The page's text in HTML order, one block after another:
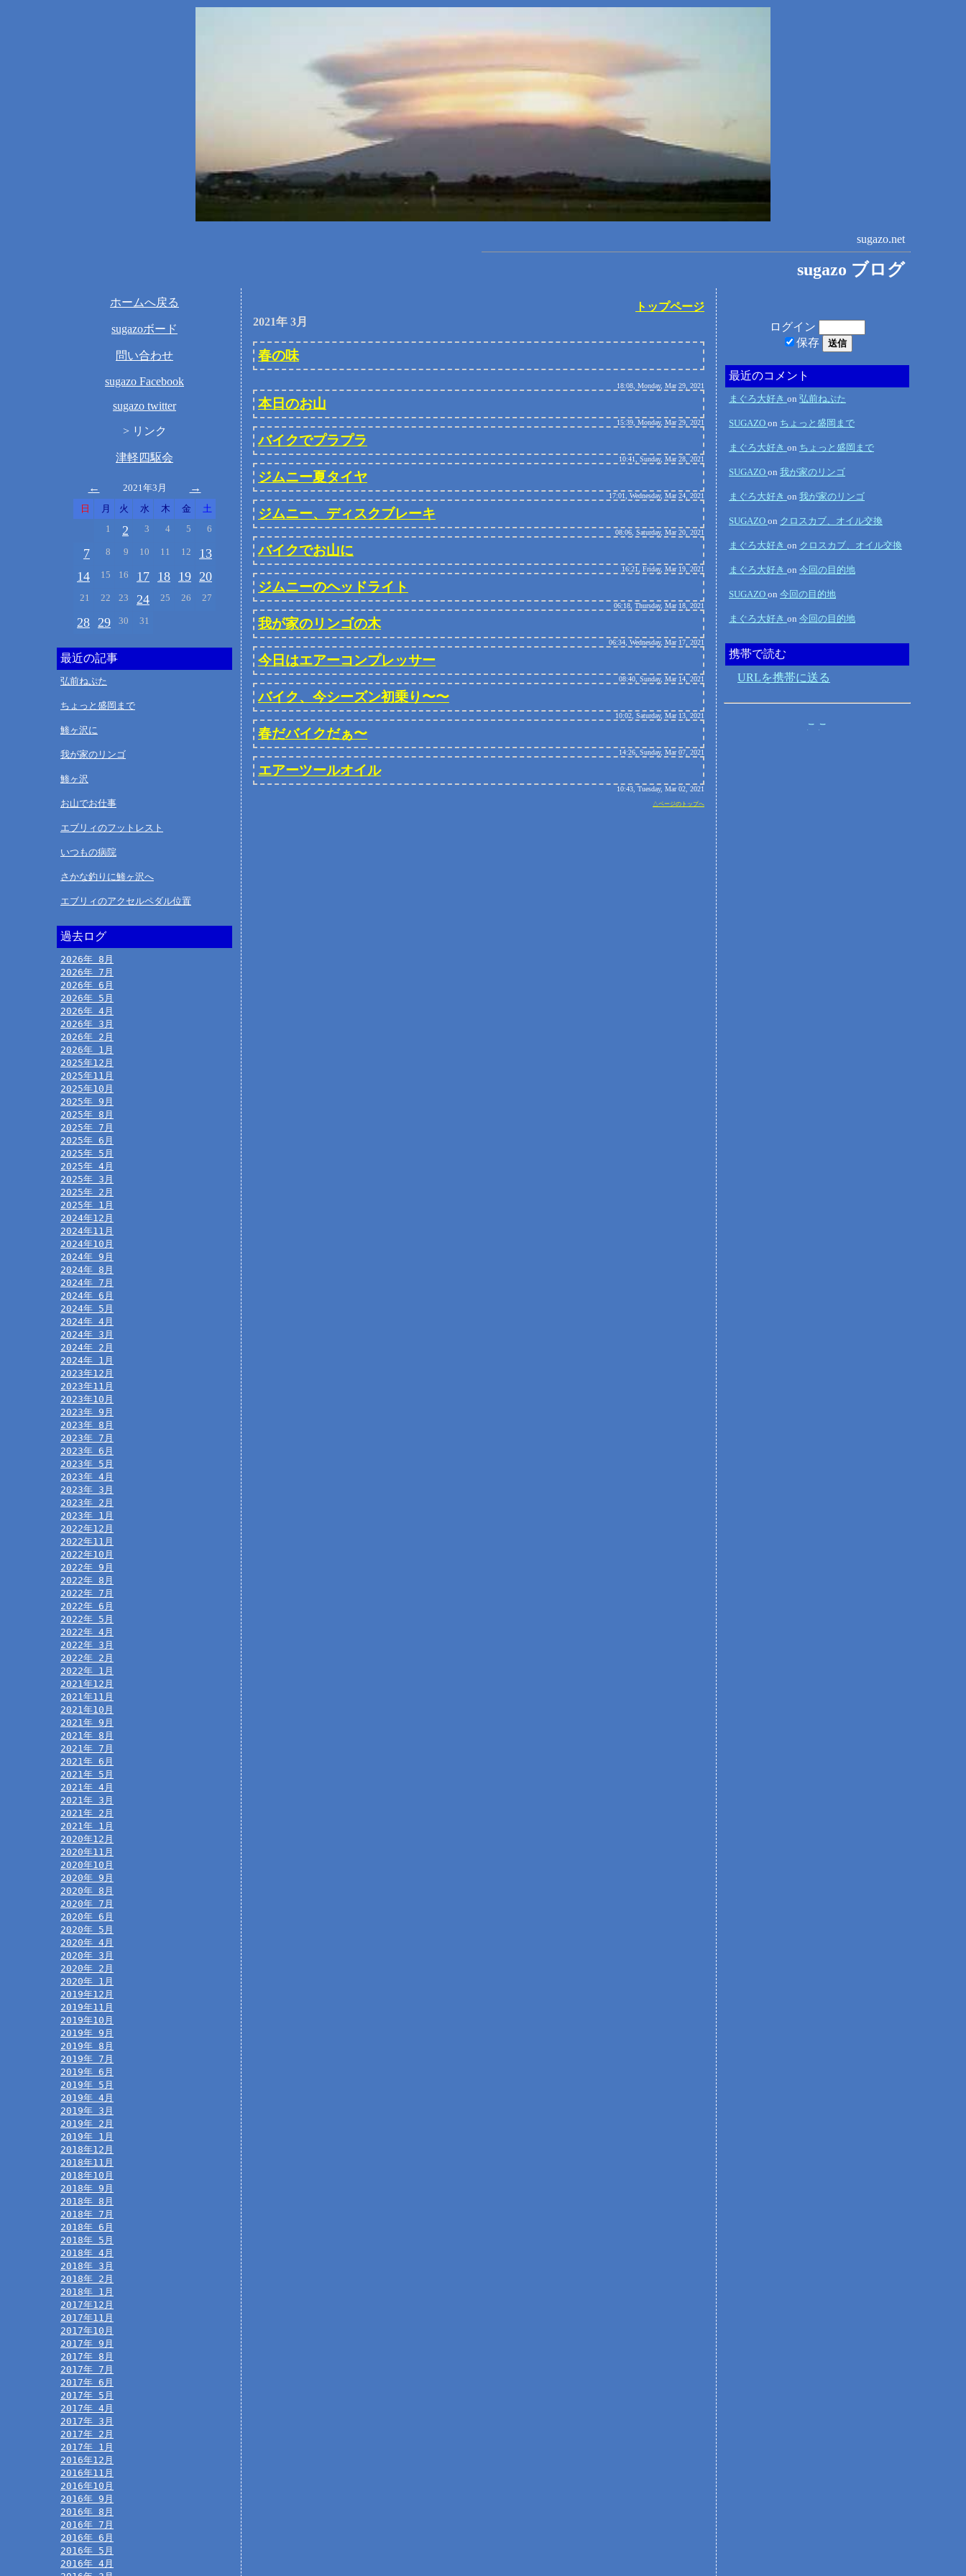
sugazo.net
sugazo ブログ
ホームへ戻る
sugazoボード
問い合わせ
sugazo Facebook
sugazo twitter
> リンク
津軽四駆会
← 2021年3月 →
日 月 火 水 木 金
土
1
2 3 4 5 6
7 8 9 10 11 12
13
14
15 16 17 18 19 20
21 22 23 24 25 26 27
28 29 30 31
最近の記事
弘前ねぷた
ちょっと盛岡まで
鯵ヶ沢に
我が家のリンゴ
鯵ヶ沢
お山でお仕事
エブリィのフットレスト
いつもの病院
さかな釣りに鯵ヶ沢へ
エブリィのアクセルペダル位置
過去ログ
2026年 8月
2026年 7月
2026年 6月
2026年 5月
2026年 4月
2026年 3月
2026年 2月
2026年 1月
2025年12月
2025年11月
2025年10月
2025年 9月
2025年 8月
2025年 7月
2025年 6月
2025年 5月
2025年 4月
2025年 3月
2025年 2月
2025年 1月
2024年12月
2024年11月
2024年10月
2024年 9月
2024年 8月
2024年 7月
2024年 6月
2024年 5月
2024年 4月
2024年 3月
2024年 2月
2024年 1月
2023年12月
2023年11月
2023年10月
2023年 9月
2023年 8月
2023年 7月
2023年 6月
2023年 5月
2023年 4月
2023年 3月
2023年 2月
2023年 1月
2022年12月
2022年11月
2022年10月
2022年 9月
2022年 8月
2022年 7月
2022年 6月
2022年 5月
2022年 4月
2022年 3月
2022年 2月
2022年 1月
2021年12月
2021年11月
2021年10月
2021年 9月
2021年 8月
2021年 7月
2021年 6月
2021年 5月
2021年 4月
2021年 3月
2021年 2月
2021年 1月
2020年12月
2020年11月
2020年10月
2020年 9月
2020年 8月
2020年 7月
2020年 6月
2020年 5月
2020年 4月
2020年 3月
2020年 2月
2020年 1月
2019年12月
2019年11月
2019年10月
2019年 9月
2019年 8月
2019年 7月
2019年 6月
2019年 5月
2019年 4月
2019年 3月
2019年 2月
2019年 1月
2018年12月
2018年11月
2018年10月
2018年 9月
2018年 8月
2018年 7月
2018年 6月
2018年 5月
2018年 4月
2018年 3月
2018年 2月
2018年 1月
2017年12月
2017年11月
2017年10月
2017年 9月
2017年 8月
2017年 7月
2017年 6月
2017年 5月
2017年 4月
2017年 3月
2017年 2月
2017年 1月
2016年12月
2016年11月
2016年10月
2016年 9月
2016年 8月
2016年 7月
2016年 6月
2016年 5月
2016年 4月
トップページ
2021年 3月
春の味
18:08, Monday, Mar 29, 2021
本日のお山
15:39, Monday, Mar 29, 2021
バイクでプラプラ
10:41, Sunday, Mar 28, 2021
ジムニー夏タイヤ
17:01, Wednesday, Mar 24, 2021
ジムニー、ディスクブレーキ
08:06, Saturday, Mar 20, 2021
バイクでお山に
16:21, Friday, Mar 19, 2021
ジムニーのヘッドライト
06:18, Thursday, Mar 18, 2021
我が家のリンゴの木
06:34, Wednesday, Mar 17, 2021
今日はエアーコンプレッサー
08:40, Sunday, Mar 14, 2021
バイク、今シーズン初乗り〜〜
10:02, Saturday, Mar 13, 2021
春だバイクだぁ〜
14:26, Sunday, Mar 07, 2021
エアーツールオイル
10:43, Tuesday, Mar 02, 2021
△ページのトップへ
ログイン
保存
最近のコメント
まぐろ大好き on 弘前ねぷた
SUGAZO on ちょっと盛岡まで
まぐろ大好き on ちょっと盛岡まで
SUGAZO on 我が家のリンゴ
まぐろ大好き on 我が家のリンゴ
SUGAZO on クロスカブ、オイル交換
まぐろ大好き on クロスカブ、オイル交換
まぐろ大好き on 今回の目的地
SUGAZO on 今回の目的地
まぐろ大好き on 今回の目的地
携帯で読む
URLを携帯に送る